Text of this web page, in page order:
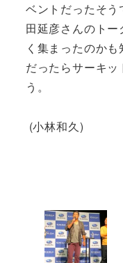
ベントだったそ
田延彦さんのト
く集まったのか
だったらサーキ
う。
(小林和久)